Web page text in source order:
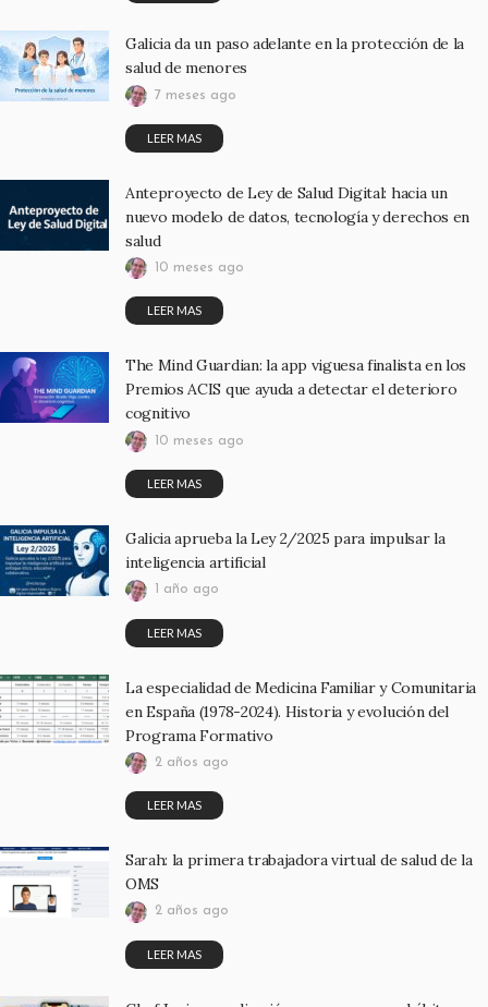
Galicia da un paso adelante en la protección de la
salud de menores
7 meses ago
LEER MAS
Anteproyecto de Ley de Salud Digital: hacia un
nuevo modelo de datos, tecnología y derechos en
salud
10 meses ago
LEER MAS
The Mind Guardian: la app viguesa finalista en los
Premios ACIS que ayuda a detectar el deterioro
cognitivo
10 meses ago
LEER MAS
Galicia aprueba la Ley 2/2025 para impulsar la
inteligencia artificial
1 año ago
LEER MAS
La especialidad de Medicina Familiar y Comunitaria
en España (1978-2024). Historia y evolución del
Programa Formativo
2 años ago
LEER MAS
Sarah: la primera trabajadora virtual de salud de la
OMS
2 años ago
LEER MAS